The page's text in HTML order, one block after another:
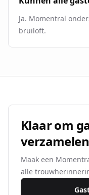
Ja. Momentral
bruiloft.
Klaar om
Maak een
alle